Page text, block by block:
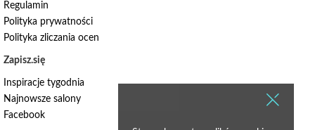
Regulamin
Polityka prywatności
Polityka zliczania ocen
Zapisz.się
Inspiracje tygodnia
Najnowsze salony
Facebook